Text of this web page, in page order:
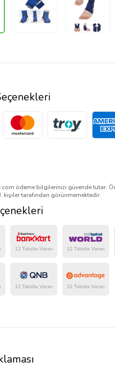
ödeme bilgilerinizi güvende tutar.
kişiler tarafından görünmemektedir.